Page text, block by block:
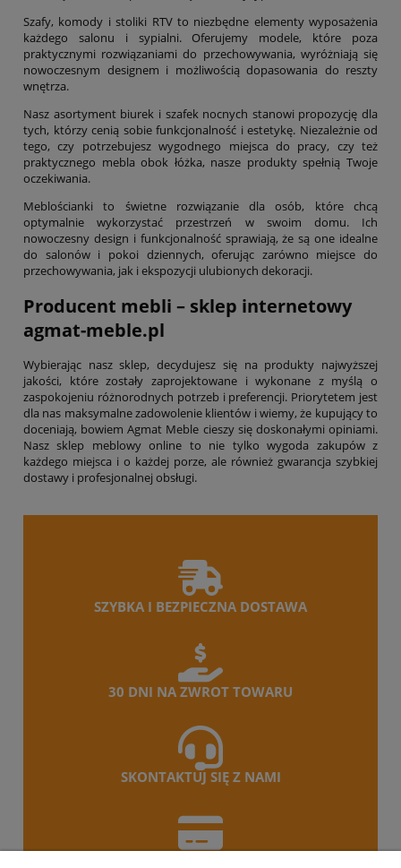
Szafy, komody i stoliki RTV to niezbędne elementy wyposażenia
każdego salonu i sypialni. Oferujemy modele, które poza
praktycznymi rozwiązaniami do przechowywania, wyróżniają się
nowoczesnym designem i możliwością dopasowania do reszty
wnętrza.
Nasz asortyment biurek i szafek nocnych stanowi propozycję dla
tych, którzy cenią sobie funkcjonalność i estetykę. Niezależnie od
tego, czy potrzebujesz wygodnego miejsca do pracy, czy też
praktycznego mebla obok łóżka, nasze produkty spełnią Twoje
oczekiwania.
Meblościanki to świetne rozwiązanie dla osób, które chcą
optymalnie wykorzystać przestrzeń w swoim domu. Ich
nowoczesny design i funkcjonalność sprawiają, że są one idealne
do salonów i pokoi dziennych, oferując zarówno miejsce do
przechowywania, jak i ekspozycji ulubionych dekoracji.
Producent mebli – sklep internetowy
agmat-meble.pl
Wybierając nasz sklep, decydujesz się na produkty najwyższej
jakości, które zostały zaprojektowane i wykonane z myślą o
zaspokojeniu różnorodnych potrzeb i preferencji. Priorytetem jest
dla nas maksymalne zadowolenie klientów i wiemy, że kupujący to
doceniają, bowiem Agmat Meble cieszy się doskonałymi opiniami.
Nasz sklep meblowy online to nie tylko wygoda zakupów z
każdego miejsca i o każdej porze, ale również gwarancja szybkiej
dostawy i profesjonalnej obsługi.
SZYBKA I BEZPIECZNA DOSTAWA
30 DNI NA ZWROT TOWARU
SKONTAKTUJ SIĘ Z NAMI